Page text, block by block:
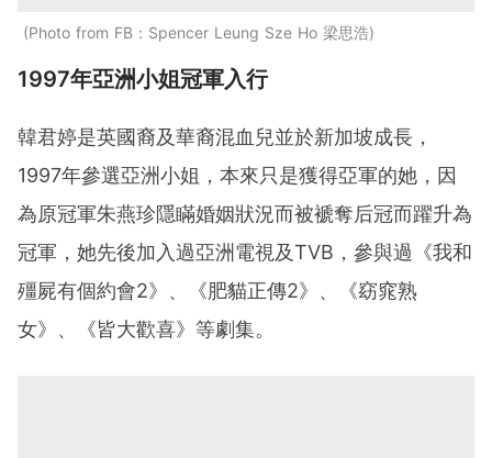
Photo from FB：Spencer Leung Sze Ho 梁思浩
1997年亞洲小姐冠軍入行
韓君婷是英國裔及華裔混血兒並於新加坡成長，
1997年參選亞洲小姐，本來只是獲得亞軍的她，因
為原冠軍朱燕珍隱瞞婚姻狀況而被褫奪后冠而躍升為
冠軍，她先後加入過亞洲電視及TVB，參與過《我和
殭屍有個約會2》、《肥貓正傳2》、《窈窕熟
女》、《皆大歡喜》等劇集。